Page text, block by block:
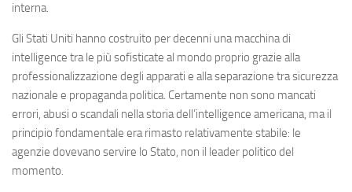
interna.
Gli Stati Uniti hanno costruito per decenni una macchina di
intelligence tra le più sofisticate al mondo proprio grazie alla
professionalizzazione degli apparati e alla separazione tra sicurezza
nazionale e propaganda politica. Certamente non sono mancati
errori, abusi o scandali nella storia dell’intelligence americana, ma il
principio fondamentale era rimasto relativamente stabile: le
agenzie dovevano servire lo Stato, non il leader politico del
momento.